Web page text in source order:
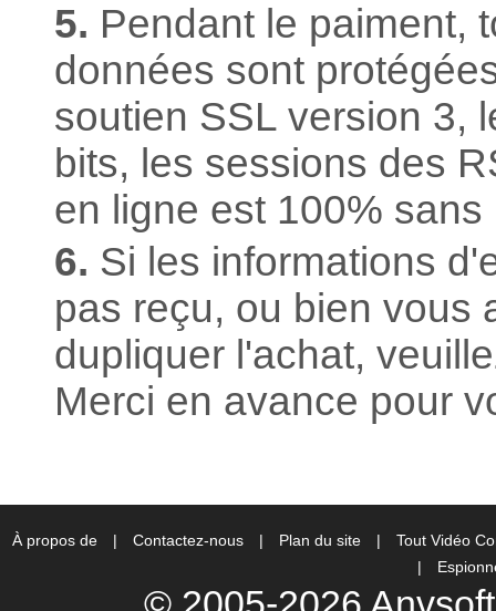
5. Pendant le paiment,
données sont
soutien SSL version 3,
bits, les sessions des
en ligne est 100% sans
6. Si les informations
pas reçu, ou bien vous
dupliquer l'achat,
Merci en avance pour
À propos de | Contactez-nous | Plan du site |
Tout Vidéo
|